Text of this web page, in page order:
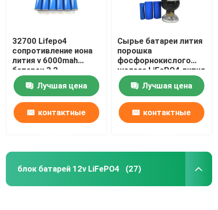
32700 Lifepo4
сопротивление иона
лития v 6000mah
батареи 3,2
высокотемпературное
Лучшая цена
контактные
Сырье батареи лития
порошка
фосфорнокислого
железа LiFePO4 лития
порошка батареи
LithiumiЛучшая цена
контактные
блок батарей 12v LiFePO4 (27)